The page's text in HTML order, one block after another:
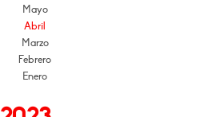
Mayo
Abril
Marzo
Febrero
Enero